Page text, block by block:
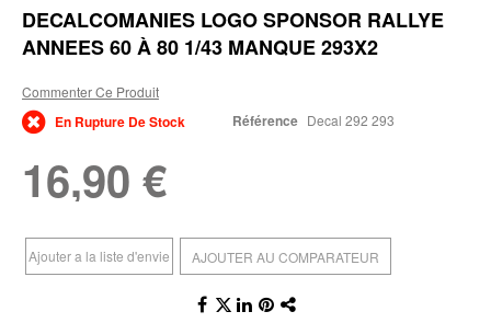
Skip
to
the
of
the
images
DECALCOMANIES LOGO SPONSOR RALLYE
ANNEES 60 À 80 1/43 MANQUE 293X2
Commenter Ce Produit
En Rupture De Stock Référence Decal 292 293
16,90 €
Ajouter a la liste d'envie AJOUTER AU COMPARATEUR